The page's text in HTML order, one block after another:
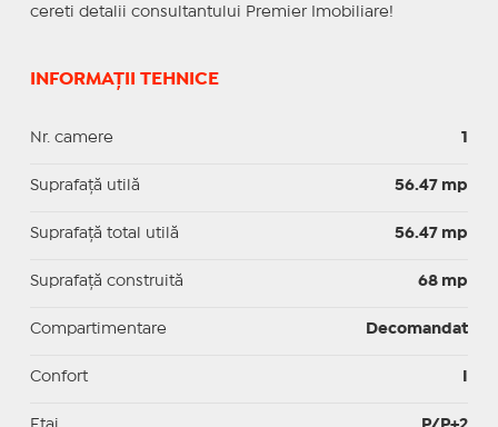
cereti detalii consultantului Premier Imobiliare!
INFORMAȚII TEHNICE
Nr. camere 1
Suprafaţă utilă 56.47 mp
Suprafaţă total utilă 56.47 mp
Suprafaţă construită 68 mp
Compartimentare Decomandat
Confort